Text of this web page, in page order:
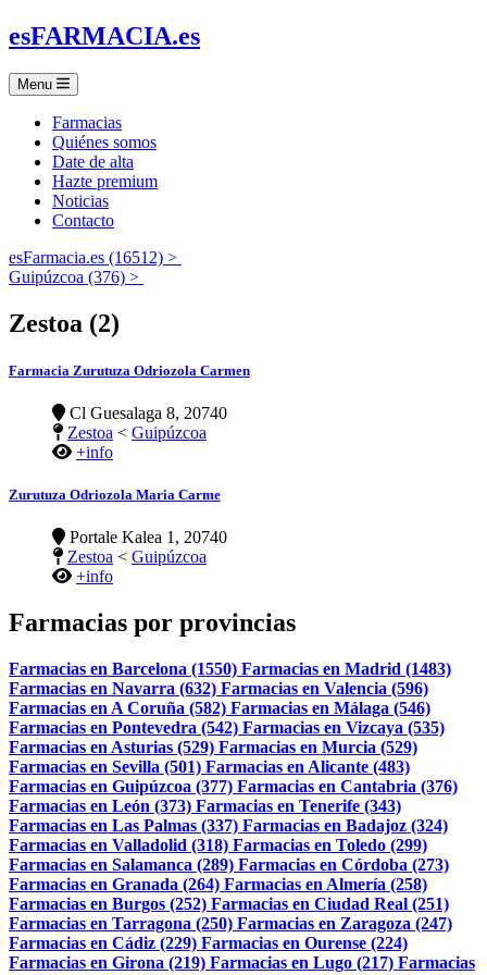
esFARMACIA.es
Menu
Farmacias
Quiénes somos
Date de alta
Hazte premium
Noticias
Contacto
esFarmacia.es (16512) >
Guipúzcoa (376) >
Zestoa (2)
Farmacia Zurutuza Odriozola Carmen
Cl Guesalaga 8, 20740
Zestoa < Guipúzcoa
+info
Zurutuza Odriozola Maria Carme
Portale Kalea 1, 20740
Zestoa < Guipúzcoa
+info
Farmacias por provincias
Farmacias en Barcelona (1550) Farmacias en Madrid (1483)
Farmacias en Navarra (632) Farmacias en Valencia (596)
Farmacias en A Coruña (582) Farmacias en Málaga (546)
Farmacias en Pontevedra (542) Farmacias en Vizcaya (535)
Farmacias en Asturias (529) Farmacias en Murcia (529)
Farmacias en Sevilla (501) Farmacias en Alicante (483)
Farmacias en Guipúzcoa (377) Farmacias en Cantabria (376)
Farmacias en León (373) Farmacias en Tenerife (343)
Farmacias en Las Palmas (337) Farmacias en Badajoz (324)
Farmacias en Valladolid (318) Farmacias en Toledo (299)
Farmacias en Salamanca (289) Farmacias en Córdoba (273)
Farmacias en Granada (264) Farmacias en Almería (258)
Farmacias en Burgos (252) Farmacias en Ciudad Real (251)
Farmacias en Tarragona (250) Farmacias en Zaragoza (247)
Farmacias en Cádiz (229) Farmacias en Ourense (224)
Farmacias en Girona (219) Farmacias en Lugo (217) Farmacias